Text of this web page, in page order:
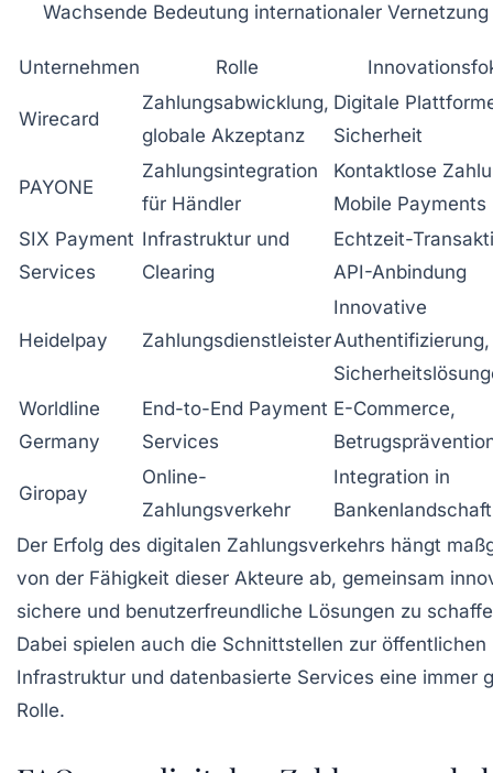
Wachsende Bedeutung internationaler Vernetzung
Unternehmen Rolle
Wirecard
Zahlungsabwicklung,
globale Akzeptanz
Digitale
Sicherheit
PAYONE
Zahlungsintegration
für Händler
Kontaktlose
Mobile Payments
SIX Payment
Services
Infrastruktur und
Clearing
Echtzeit-
API-Anbindung
Heidelpay Zahlungsdienstleister
Innovative
Authentifizierung,
Worldline
Germany
End-to-End Payment
Services
E-Commerce,
Giropay
Online-
Zahlungsverkehr
Integration in
Bankenlandschaft
Der Erfolg des digitalen Zahlungsverkehrs hängt
von der Fähigkeit dieser Akteure ab, gemeinsam
sichere und benutzerfreundliche Lösungen zu
Dabei spielen auch die Schnittstellen zur öffentlichen
Infrastruktur und datenbasierte Services eine immer
Rolle.